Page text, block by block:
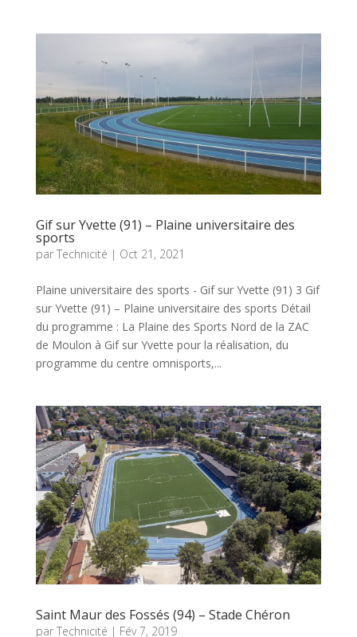
Gif sur Yvette (91) – Plaine universitaire des
sports
par Technicité | Oct 21, 2021
Plaine universitaire des sports - Gif sur Yvette (91) 3 Gif
sur Yvette (91) – Plaine universitaire des sports Détail
du programme : La Plaine des Sports Nord de la ZAC
de Moulon à Gif sur Yvette pour la réalisation, du
programme du centre omnisports,...
Saint Maur des Fossés (94) – Stade Chéron
par Technicité | Fév 7, 2019